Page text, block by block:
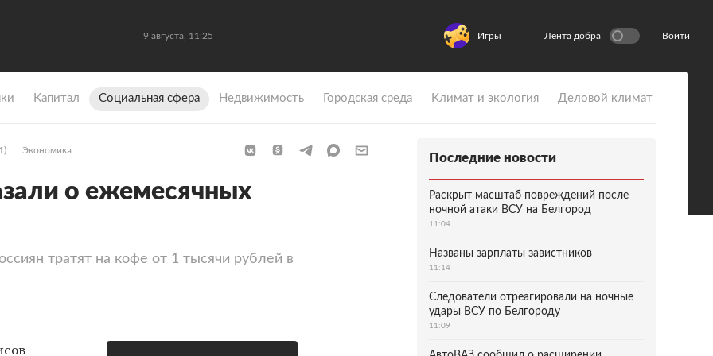
9 августа, 11:25 Игры Лента добра Войти
Капитал Социальная сфера Недвижимость Городская среда Климат и экология Деловой климат
Экономика
о ежемесячных
тратят на кофе от 1 тысячи рублей в
Последние новости
Раскрыт масштаб повреждений после
ночной атаки ВСУ на Белгород
11:04
Названы зарплаты завистников
11:14
Следователи отреагировали на ночные
удары ВСУ по Белгороду
11:09